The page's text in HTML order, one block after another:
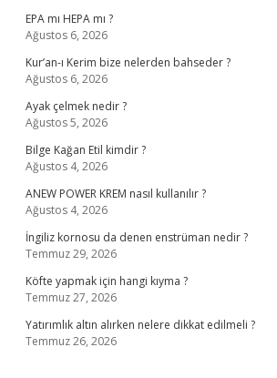
EPA mı HEPA mı ?
Ağustos 6, 2026
Kur’an-ı Kerim bize nelerden bahseder ?
Ağustos 6, 2026
Ayak çelmek nedir ?
Ağustos 5, 2026
Bilge Kağan Etil kimdir ?
Ağustos 4, 2026
ANEW POWER KREM nasıl kullanılır ?
Ağustos 4, 2026
İngiliz kornosu da denen enstrüman nedir ?
Temmuz 29, 2026
Köfte yapmak için hangi kıyma ?
Temmuz 27, 2026
Yatırımlık altın alırken nelere dikkat edilmeli ?
Temmuz 26, 2026